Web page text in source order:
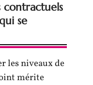
contractuels
se
les niveaux de
mérite